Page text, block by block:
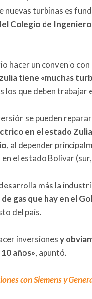
nuevas turbinas es
Colegio de
hacer un convenio
tiene «muchas
los que deben trabajar
se pueden
en el estado
, al depender
el estado Bolívar
más la
gas que hay en el
del país.
inversionesy
años», apuntó.
con Siemens y